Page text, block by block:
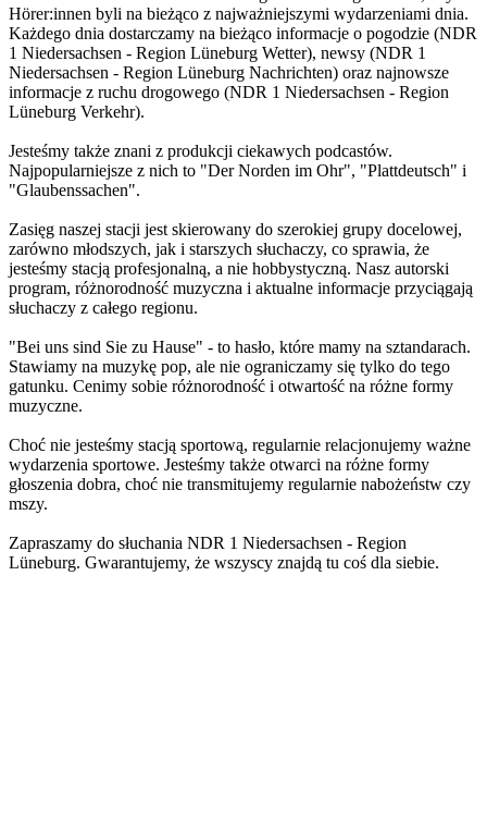
Hörer:innen byli na bieżąco z najważniejszymi wydarzeniami dnia.
Każdego dnia dostarczamy na bieżąco informacje o pogodzie (NDR
1 Niedersachsen - Region Lüneburg Wetter), newsy (NDR 1
Niedersachsen - Region Lüneburg Nachrichten) oraz najnowsze
informacje z ruchu drogowego (NDR 1 Niedersachsen - Region
Lüneburg Verkehr).
Jesteśmy także znani z produkcji ciekawych podcastów.
Najpopularniejsze z nich to "Der Norden im Ohr", "Plattdeutsch" i
"Glaubenssachen".
Zasięg naszej stacji jest skierowany do szerokiej grupy docelowej,
zarówno młodszych, jak i starszych słuchaczy, co sprawia, że
jesteśmy stacją profesjonalną, a nie hobbystyczną. Nasz autorski
program, różnorodność muzyczna i aktualne informacje przyciągają
słuchaczy z całego regionu.
"Bei uns sind Sie zu Hause" - to hasło, które mamy na sztandarach.
Stawiamy na muzykę pop, ale nie ograniczamy się tylko do tego
gatunku. Cenimy sobie różnorodność i otwartość na różne formy
muzyczne.
Choć nie jesteśmy stacją sportową, regularnie relacjonujemy ważne
wydarzenia sportowe. Jesteśmy także otwarci na różne formy
głoszenia dobra, choć nie transmitujemy regularnie nabożeństw czy
mszy.
Zapraszamy do słuchania NDR 1 Niedersachsen - Region
Lüneburg. Gwarantujemy, że wszyscy znajdą tu coś dla siebie.